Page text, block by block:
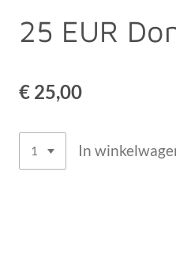
25 EUR
€ 25,00
In